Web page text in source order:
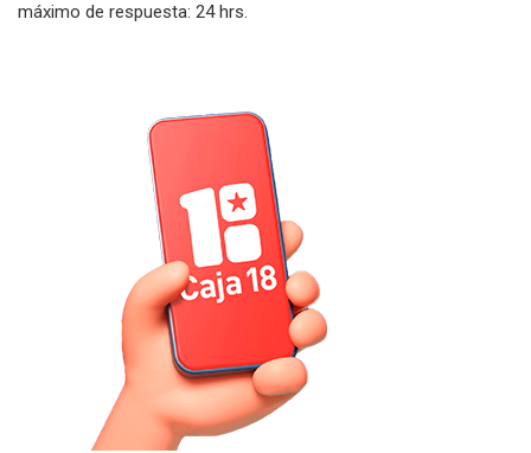
máximo de respuesta: 24 hrs.